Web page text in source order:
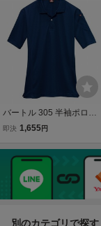
乾 作業服 作業着
バートル 305 半袖ポロシ
ャツ ドライメッシュ ネイ
乾 作業服 作業着
即決 1,655円
別のカテゴリで探す